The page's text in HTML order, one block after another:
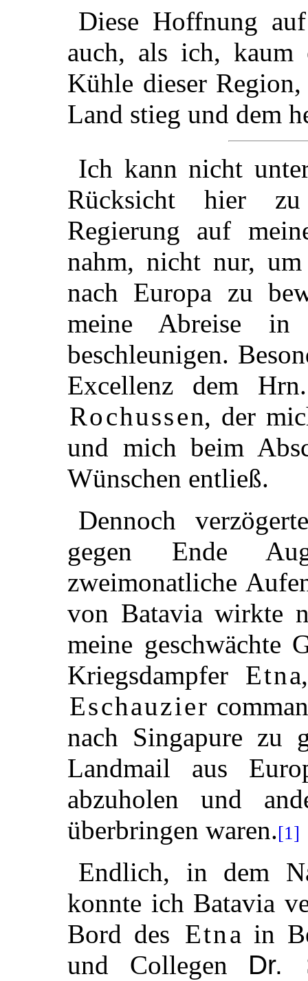
Diese Hoffnung
auch, als ich, kaum
Kühle dieser
Land stieg und dem
Ich kann nicht
Rücksicht hier
Regierung auf
nahm, nicht nur,
nach Europa zu
meine Abreise
beschleunigen.
Excellenz dem
Rochussen, der
und mich beim
Wünschen entließ.
Dennoch
gegen Ende
zweimonatliche
von Batavia wirkte
meine geschwächte
Kriegsdampfer
Etna
Eschauzier
nach Singapure
Landmail aus
abzuholen und
überbringen waren.[1]
Endlich, in dem
konnte ich Batavia
Bord des Etna in
und Collegen Dr.